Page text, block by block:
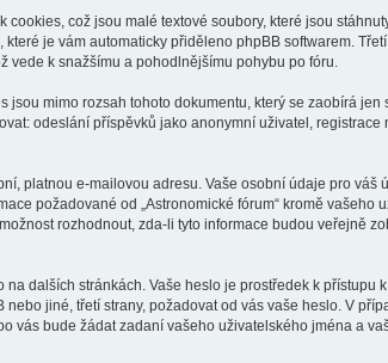
což jsou malé textové soubory, které jsou
je vám automaticky přiděleno phpBB softwarem.
vede k snažšímu a pohodlnějšímu pohybu po fóru.
jsou mimo rozsah tohoto dokumentu, který se zaobírá jen
odeslání příspěvků jako anonymní uživatel, registrace
platnou e-mailovou adresu. Vaše osobní údaje pro váš
požadované od „Astronomické fórum“ kromě vašeho
rozhodnout, zda-li tyto informace budou veřejně
dalších stránkách. Vaše heslo je prostředek k přístupu
jiné, třetí strany, požadovat od vás vaše heslo. V
vás bude žádat zadaní vašeho uživatelského jména a